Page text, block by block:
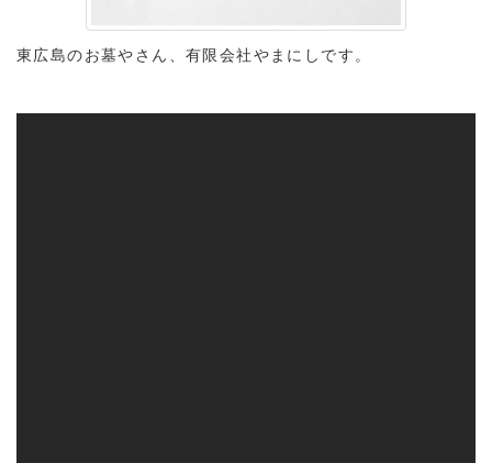
東広島のお墓やさん、有限会社やまにしです。